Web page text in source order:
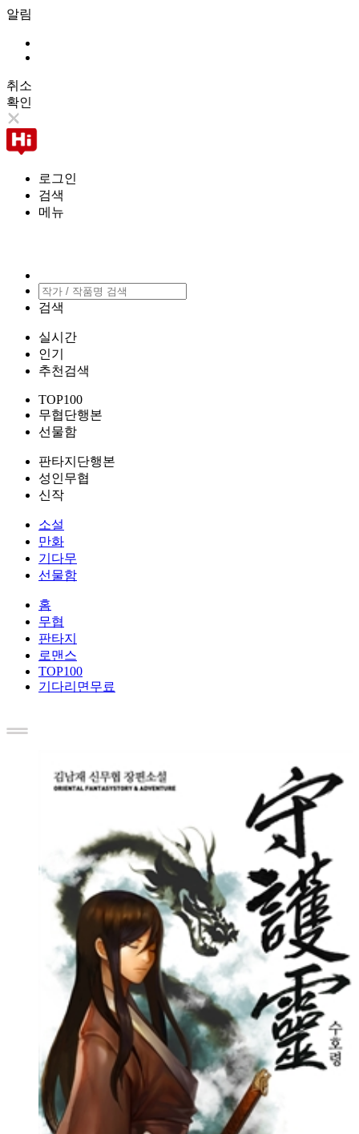
알림
취소
확인
로그인
검색
메뉴
검색
실시간
인기
추천검색
TOP100
무협단행본
선물함
판타지단행본
성인무협
신작
소설
만화
기다무
선물함
홈
무협
판타지
로맨스
TOP100
기다리면무료